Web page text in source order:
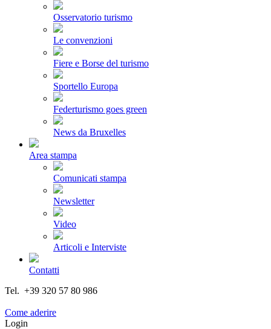
Osservatorio turismo
Le convenzioni
Fiere e Borse del turismo
Sportello Europa
Federturismo goes green
News da Bruxelles
Area stampa
Comunicati stampa
Newsletter
Video
Articoli e Interviste
Contatti
Tel. +39 320 57 80 986
Come aderire
Login